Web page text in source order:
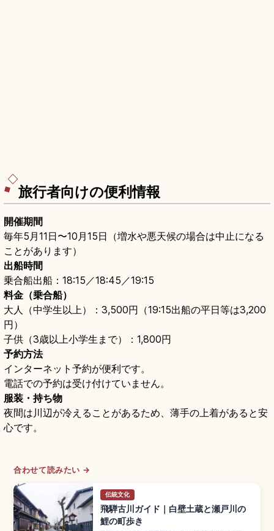
旅行者向けの便利情報
開催期間
毎年5月11日〜10月15日（増水や悪天候の場合は中止になる
ことがあります）
出船時間
乗合船出船：18:15／18:45／19:15
料金（乗合船）
大人（中学生以上）：3,500円（19:15出船の平日等は3,200
円）
子供（3歳以上小学生まで）：1,800円
予約方法
インターネット予約が便利です。
電話での予約は受け付けていません。
服装・持ち物
夜間は川辺が冷えることがあるため、薄手の上着があると安
心です。
合わせて読みたい →
伝統文化
飛騨古川ガイド｜白壁土蔵と瀬戸川の
鯉の町歩き